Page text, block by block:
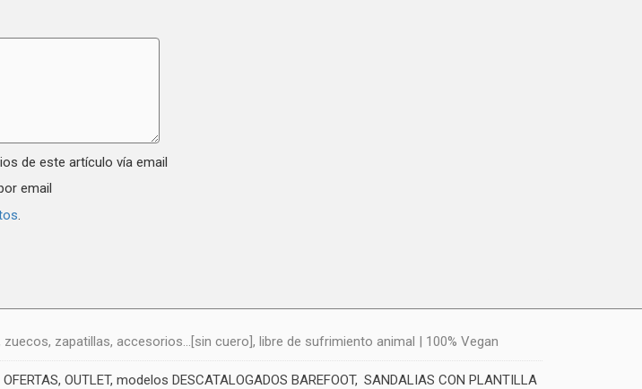
de este artículo vía email
email
zapatillas, accesorios...[sin cuero], libre de sufrimiento animal | 100% Vegan
OFERTAS, OUTLET, modelos DESCATALOGADOS BAREFOOT SANDALIAS CON PLANTILLA